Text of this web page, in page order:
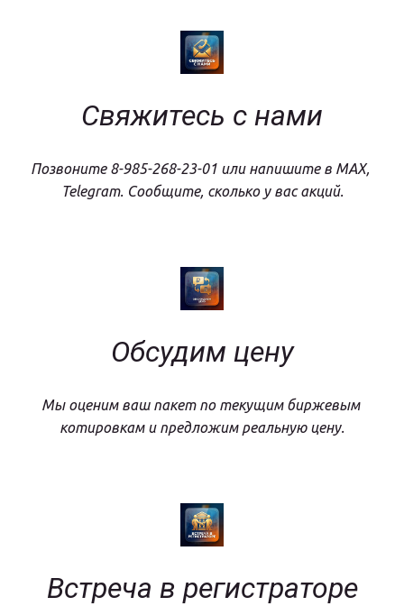
Свяжитесь с нами
Позвоните 8-985-268-23-01 или напишите в MAX,
Telegram. Сообщите, сколько у вас акций.
Обсудим цену
Мы оценим ваш пакет по текущим биржевым
котировкам и предложим реальную цену.
Встреча в регистраторе